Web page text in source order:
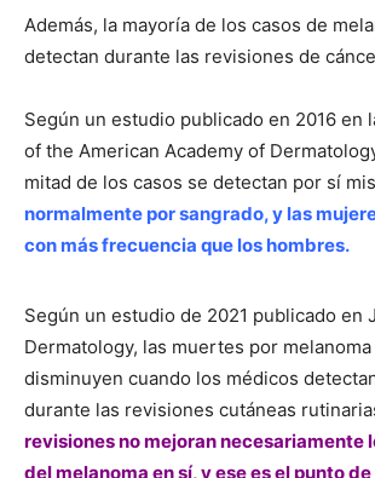
Además, la mayoría de los casos de
detectan durante las revisiones de
Según un estudio publicado en 2016 en
of the American Academy of
mitad de los casos se detectan por sí
normalmente por sangrado, y las
con más frecuencia que los hombres.
Según un estudio de 2021 publicado en
Dermatology, las muertes por
disminuyen cuando los médicos
durante las revisiones cutáneas
revisiones no mejoran necesariamente
del melanoma en sí, y ese es el punto